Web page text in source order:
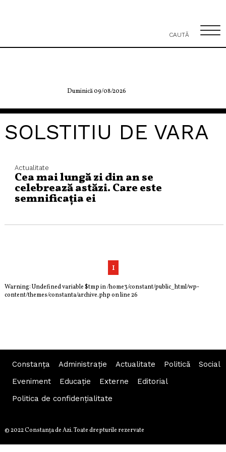
Duminică 09/08/2026
CAUTĂ
SOLSTITIU DE VARA
Actualitate
Cea mai lungă zi din an se
celebrează astăzi. Care este
semnificația ei
1
Warning: Undefined variable $tmp in/home3/constant/public_html/wp-
content/themes/constanta/archive.phpon line26
Constanța Administraţie Actualitate Politică
Social
Eveniment
Educaţie Externe
Editorial
Politica de confidențialitate
© 2022 Constanţa de Azi. Toate drepturile rezervate